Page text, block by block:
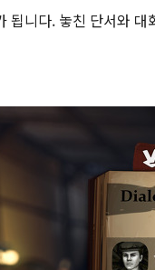
됩니다. 놓친 단서와